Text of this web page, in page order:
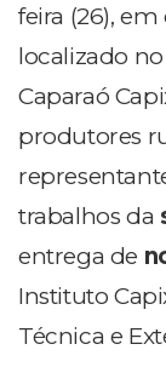
feira (26),
localizado no
Caparaó
produtores
trabalhos da
entrega de
Instituto
Técnica e